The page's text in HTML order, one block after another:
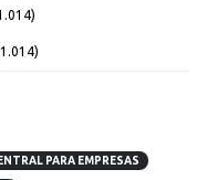
PARA EMPRESAS